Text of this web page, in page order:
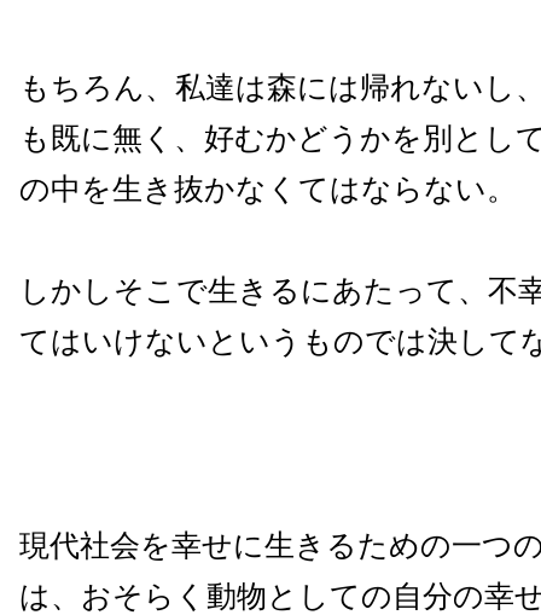
もちろん、私達は森には帰れないし
も既に無く、好むかどうかを別とし
の中を生き抜かなくてはならない。
しかしそこで生きるにあたって、不
てはいけないというものでは決して
現代社会を幸せに生きるための一つ
は、おそらく動物としての自分の幸